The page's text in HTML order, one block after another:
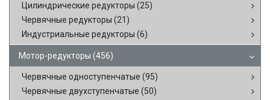
Цилиндрические редукторы (25)
Червячные редукторы (21)
Индустриальные редукторы (6)
Мотор-редукторы (456)
Червячные одноступенчатые (95)
Червячные двухступенчатые (50)